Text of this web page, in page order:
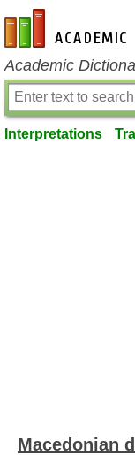
en-academic.com
Academic
Interpretations
Macedonian